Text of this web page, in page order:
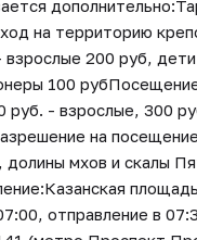
на территорию
взрослые 200 руб,
100
руб. - взрослые, 300
на
долины мхов и скалы
отправление в